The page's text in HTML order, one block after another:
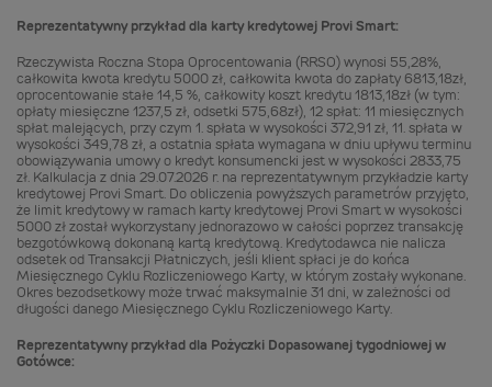
Reprezentatywny przykład dla karty kredytowej Provi Smart:
Rzeczywista Roczna Stopa Oprocentowania (RRSO) wynosi 55,28%,
całkowita kwota kredytu 5000 zł, całkowita kwota do zapłaty 6813,18zł,
oprocentowanie stałe 14,5 %, całkowity koszt kredytu 1813,18zł (w tym:
opłaty miesięczne 1237,5 zł, odsetki 575,68zł), 12 spłat: 11 miesięcznych
spłat malejących, przy czym 1. spłata w wysokości 372,91 zł, 11. spłata w
wysokości 349,78 zł, a ostatnia spłata wymagana w dniu upływu terminu
obowiązywania umowy o kredyt konsumencki jest w wysokości 2833,75
zł. Kalkulacja z dnia 29.07.2026 r. na reprezentatywnym przykładzie karty
kredytowej Provi Smart. Do obliczenia powyższych parametrów przyjęto,
że limit kredytowy w ramach karty kredytowej Provi Smart w wysokości
5000 zł został wykorzystany jednorazowo w całości poprzez transakcję
bezgotówkową dokonaną kartą kredytową. Kredytodawca nie nalicza
odsetek od Transakcji Płatniczych, jeśli klient spłaci je do końca
Miesięcznego Cyklu Rozliczeniowego Karty, w którym zostały wykonane.
Okres bezodsetkowy może trwać maksymalnie 31 dni, w zależności od
długości danego Miesięcznego Cyklu Rozliczeniowego Karty.
Reprezentatywny przykład dla Pożyczki Dopasowanej tygodniowej w
Gotówce: